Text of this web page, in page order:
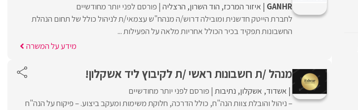
GANHR איזור המרכז הוד השרון הרצליה פורסם לפני יותר מחודשיים
לחברת הייטק חדשנית ומובילה דרוש/ה מנהח"ש עצמאי/ת לניהול כולל של תחום הנהלת
החשבונות תפקיד בכיר הכולל אחריות מלאה על הפעילות ...
מידע על המשרה
מנהל /ת חשבונות ראשי /ת לקיבוץ ליד אשקלון!
אשדוד אשקלון נתיבות פורסם לפני יותר מחודשיים
– ניהול והובלת צוות הנה"ח, כולל הדרכה, חלוקת משימות ומעקב ביצוע. – פיקוח על הנה"ח